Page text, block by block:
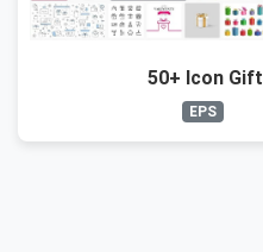
50+ Icon Gift
EPS